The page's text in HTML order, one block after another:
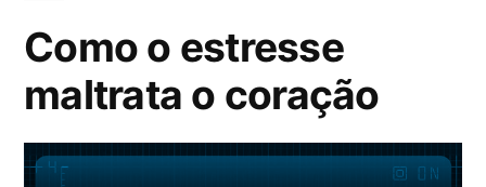
Como o estresse
maltrata o coração